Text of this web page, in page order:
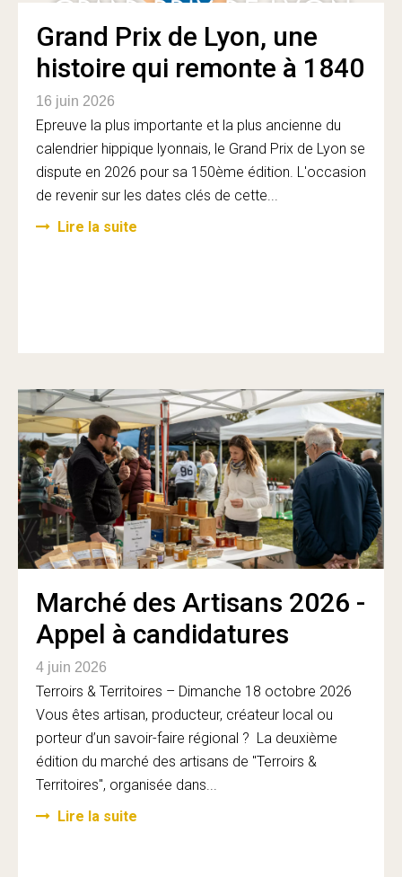
Grand Prix de Lyon, une
histoire qui remonte à 1840
16 juin 2026
Epreuve la plus importante et la plus ancienne du
calendrier hippique lyonnais, le Grand Prix de Lyon se
dispute en 2026 pour sa 150ème édition. L'occasion
de revenir sur les dates clés de cette...
Lire la suite
Marché des Artisans 2026 -
Appel à candidatures
4 juin 2026
Terroirs & Territoires – Dimanche 18 octobre 2026
Vous êtes artisan, producteur, créateur local ou
porteur d’un savoir-faire régional ? La deuxième
édition du marché des artisans de "Terroirs &
Territoires", organisée dans...
Lire la suite